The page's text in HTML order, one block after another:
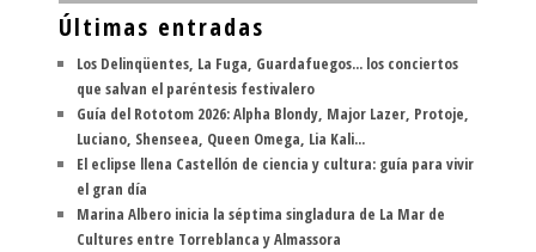
Últimas entradas
Los Delinqüentes, La Fuga, Guardafuegos... los conciertos
que salvan el paréntesis festivalero
Guía del Rototom 2026: Alpha Blondy, Major Lazer, Protoje,
Luciano, Shenseea, Queen Omega, Lia Kali...
El eclipse llena Castellón de ciencia y cultura: guía para vivir
el gran día
Marina Albero inicia la séptima singladura de La Mar de
Cultures entre Torreblanca y Almassora